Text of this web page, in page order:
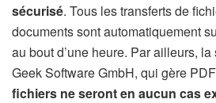
sécurisé. Tous les transferts de
documents sont automatiquement
au bout d’une heure. Par ailleurs,
Geek Software GmbH, qui gère
fichiers ne seront en aucun cas